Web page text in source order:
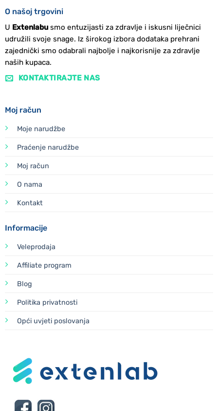
O našoj trgovini
U Extenlabusmo entuzijasti za zdravlje i iskusni liječnici
udružili svoje snage. Iz širokog izbora dodataka prehrani
zajednički smo odabrali najbolje i najkorisnije za zdravlje
naših kupaca.
KONTAKTIRAJTE NAS
Moj račun
Moje narudžbe
Praćenje narudžbe
Moj račun
O nama
Kontakt
Informacije
Veleprodaja
Affiliate program
Blog
Politika privatnosti
Opći uvjeti poslovanja